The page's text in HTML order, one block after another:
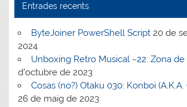
Entrades recents
ByteJoiner PowerShell Script 20 de
2024
Unboxing Retro Musical ~22: Zona de
d'octubre de 2023
Cosas (no?) Otaku 030: Konboi
26 de maig de 2023